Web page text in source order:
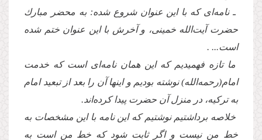
ـ نامه‌اى كه با این عنوان شروع شده: به محضر مبارك
حضرت آیت‌الله خمینى، و آخرش با این عنوان ختم شده
است... .
ما تازه فهمیدیم كه این همان نامه‌اى است كه خدمت
امام(رحمه‌الله) نوشته بودیم و اینها آن را بعد از تبعید امام
به تركیه، در منزل آن حضرت پیدا كرده‌اند.
خلاصه برداشتیم نوشتیم كه این نامه با این مشخصات به
خط من نیست و اگر ثابت شود كه خط من است به